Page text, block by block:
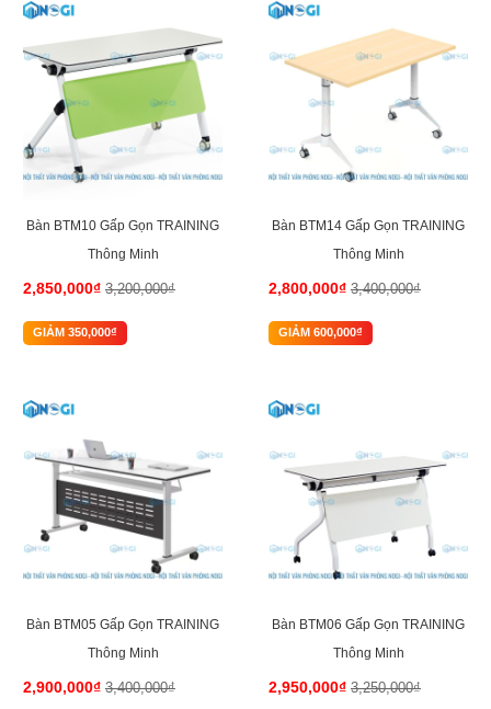
-11%
Bàn BTM10 Gấp Gọn TRAINING
Thông Minh
2,850,000₫ 3,200,000₫
GIẢM 350,000₫
-18%
Bàn BTM14 Gấp Gọn TRAINING
Thông Minh
2,800,000₫ 3,400,000₫
GIẢM 600,000₫
-15%
Bàn BTM05 Gấp Gọn TRAINING
Thông Minh
2,900,000₫ 3,400,000₫
-9%
Bàn BTM06 Gấp Gọn TRAINING
Thông Minh
2,950,000₫ 3,250,000₫